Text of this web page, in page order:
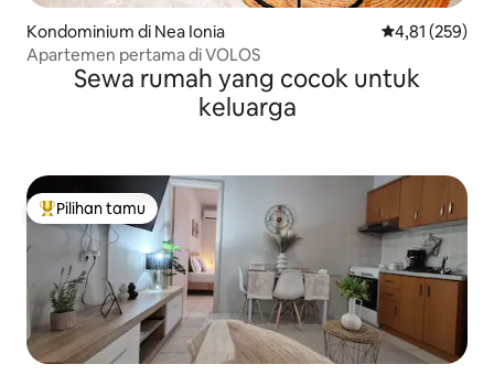
Kondominium di Nea Ionia Nilai rata-rata
4,81 (259)
Apartemen pertama di VOLOS
Sewa rumah yang cocok untuk
keluarga
Pilihan tamu terpopuler
Pilihan tamu